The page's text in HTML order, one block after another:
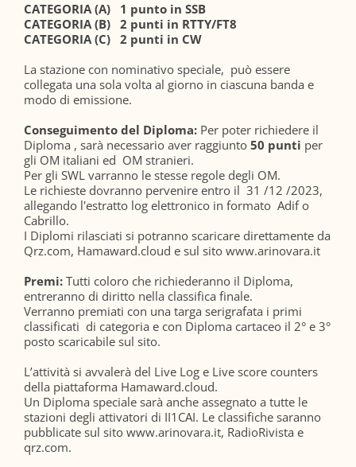
CATEGORIA (A) 1 punto in SSB
CATEGORIA (B) 2 punti in RTTY/FT8
CATEGORIA (C) 2 punti in CW
La stazione con nominativo speciale, può essere
collegata una sola volta al giorno in ciascuna banda e
modo di emissione.
Conseguimento del Diploma: Per poter richiedere il
Diploma , sarà necessario aver raggiunto 50 punti per
gli OM italiani ed OM stranieri.
Per gli SWL varranno le stesse regole degli OM.
Le richieste dovranno pervenire entro il 31 /12 /2023,
allegando l'estratto log elettronico in formato Adif o
Cabrillo.
I Diplomi rilasciati si potranno scaricare direttamente da
Qrz.com, Hamaward.cloud e sul sito www.arinovara.it
Premi: Tutti coloro che richiederanno il Diploma,
entreranno di diritto nella classifica finale.
Verranno premiati con una targa serigrafata i primi
classificati di categoria e con Diploma cartaceo il 2° e 3°
posto scaricabile sul sito.
L’attività si avvalerà del Live Log e Live score counters
della piattaforma Hamaward.cloud.
Un Diploma speciale sarà anche assegnato a tutte le
stazioni degli attivatori di II1CAI. Le classifiche saranno
pubblicate sul sito www.arinovara.it, RadioRivista e
qrz.com.